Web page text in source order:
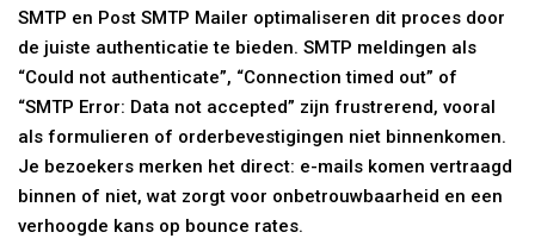
SMTP en Post SMTP Mailer optimaliseren dit proces door
de juiste authenticatie te bieden. SMTP meldingen als
“Could not authenticate”, “Connection timed out” of
“SMTP Error: Data not accepted” zijn frustrerend, vooral
als formulieren of orderbevestigingen niet binnenkomen.
Je bezoekers merken het direct: e-mails komen vertraagd
binnen of niet, wat zorgt voor onbetrouwbaarheid en een
verhoogde kans op bounce rates.